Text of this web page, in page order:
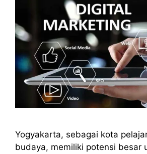
Yogyakarta, sebagai kota
budaya, memiliki potensi besar